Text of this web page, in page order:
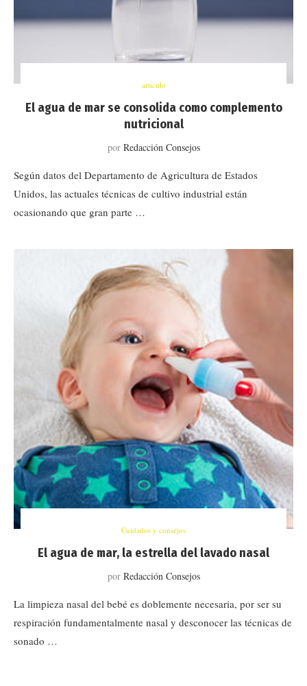
artículo
El agua de mar se consolida como complemento
nutricional
por Redacción Consejos
Según datos del Departamento de Agricultura de Estados
Unidos, las actuales técnicas de cultivo industrial están
ocasionando que gran parte …
Cuidados y consejos
El agua de mar, la estrella del lavado nasal
por Redacción Consejos
La limpieza nasal del bebé es doblemente necesaria, por ser su
respiración fundamentalmente nasal y desconocer las técnicas de
sonado …